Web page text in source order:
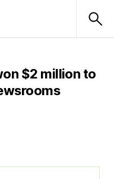
$2 million to